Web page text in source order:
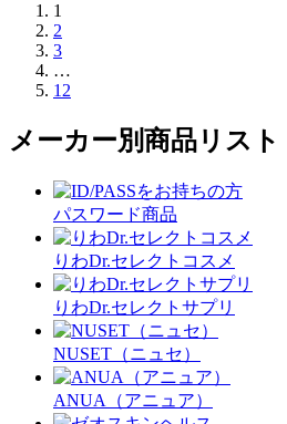
1
2
3
…
12
メーカー別商品リスト
パスワード商品
りわDr.セレクトコスメ
りわDr.セレクトサプリ
NUSET（ニュセ）
ANUA（アニュア）